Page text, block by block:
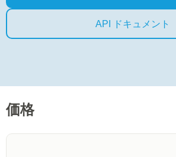
API ドキュメント
価格